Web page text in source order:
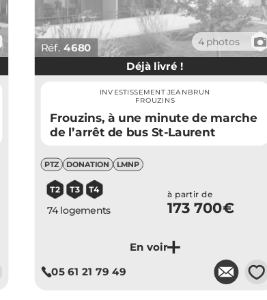
Réf.4680 4 photos 📷
Je découvre ce programme
Déjà livré !
INVESTISSEMENT JEANBRUN
FROUZINS
Frouzins, à une minute de marche
de l’arrêt de bus St-Laurent
PTZ DONATION LMNP
T2 T3 T4
74 logements
à partir de
173 700€
05 61 21 79 49 💗